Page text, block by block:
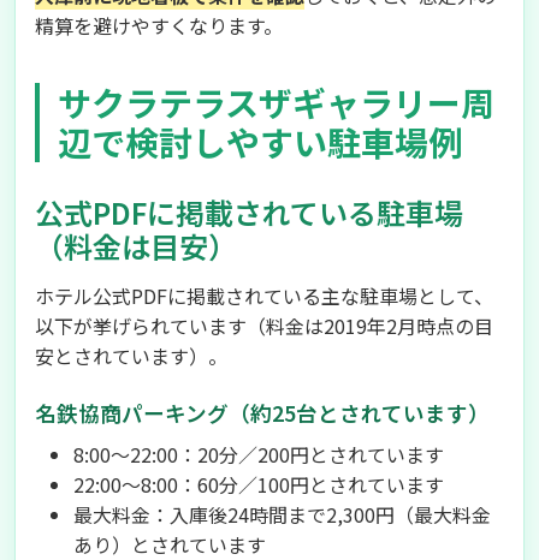
精算を避けやすくなります。
サクラテラスザギャラリー周
辺で検討しやすい駐車場例
公式PDFに掲載されている駐車場
（料金は目安）
ホテル公式PDFに掲載されている主な駐車場として、
以下が挙げられています（料金は2019年2月時点の目
安とされています）。
名鉄協商パーキング（約25台とされています）
8:00〜22:00：20分／200円とされています
22:00〜8:00：60分／100円とされています
最大料金：入庫後24時間まで2,300円（最大料金
あり）とされています